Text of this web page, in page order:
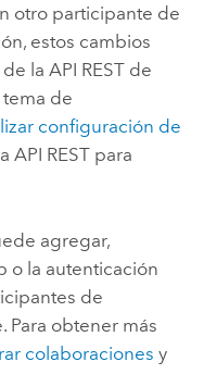
otro participante de
estos cambios
la API REST de
de
configuración de
API REST para
agregar,
o la autenticación
de
. Para obtener más
colaboraciones y